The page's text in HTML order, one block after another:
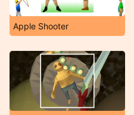
Apple Shooter